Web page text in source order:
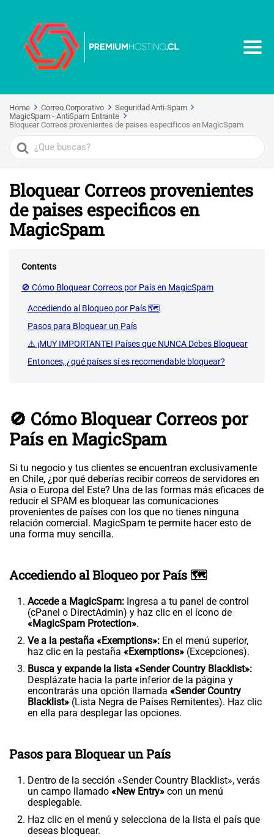
Home Correo Corporativo
Seguridad Anti-Spam
MagicSpam - AntiSpam Entrante
Bloquear Correos provenientes de paises especificos en MagicSpam
Search
For
Bloquear Correos provenientes
de paises especificos en
MagicSpam
Contents
🚫 Cómo Bloquear Correos por País en MagicSpam
Accediendo al Bloqueo por País 🗺️
Pasos para Bloquear un País
⚠️ ¡MUY IMPORTANTE! Países que NUNCA Debes Bloquear
Entonces, ¿qué países sí es recomendable bloquear?
🚫 Cómo Bloquear Correos por
País en MagicSpam
Si tu negocio y tus clientes se encuentran exclusivamente
en Chile, ¿por qué deberías recibir correos de servidores en
Asia o Europa del Este? Una de las formas más eficaces de
reducir el SPAM es bloquear las comunicaciones
provenientes de países con los que no tienes ninguna
relación comercial. MagicSpam te permite hacer esto de
una forma muy sencilla.
Accediendo al Bloqueo por País 🗺️
Accede a MagicSpam: Ingresa a tu panel de control
(cPanel o DirectAdmin) y haz clic en el ícono de
«MagicSpam Protection».
Ve a la pestaña «Exemptions»: En el menú superior,
haz clic en la pestaña «Exemptions» (Excepciones).
Busca y expande la lista «Sender Country Blacklist»:
Desplázate hacia la parte inferior de la página y
encontrarás una opción llamada «Sender Country
Blacklist» (Lista Negra de Países Remitentes). Haz clic
en ella para desplegar las opciones.
Pasos para Bloquear un País
Dentro de la sección «Sender Country Blacklist», verás
un campo llamado «New Entry» con un menú
desplegable.
Haz clic en el menú y selecciona de la lista el país que
deseas bloquear.